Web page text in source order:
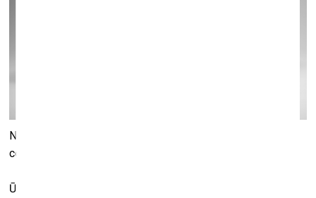
No 13. jūlija līdz 8. oktobrim muzejā “Rīgas Jūgendstila
centrs” skatāma izstāde “Ūdensrozes”.
Ūdensrozi dēvē arī par Latvijas jūgendstila simbolu un